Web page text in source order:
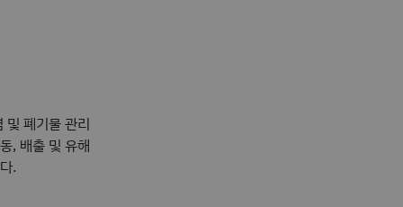
및 폐기물 관리
, 배출 및 유해
.